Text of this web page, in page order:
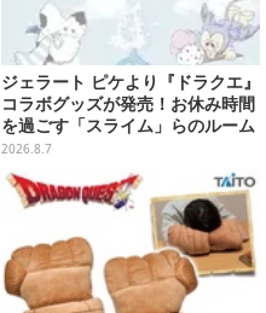
ジェラート ピケより『ドラクエ』
コラボグッズが発売！お休み時間
を過ごす「スライム」らのルーム
ウェア、雑貨など多数ラインナッ
プ
2026.8.7